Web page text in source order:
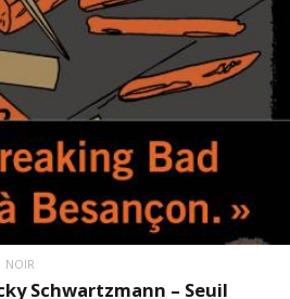
NOIR
Schwartzmann – Seuil